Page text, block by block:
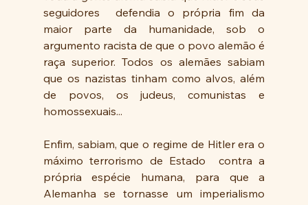
seguidores  defendia o própria fim da
maior parte da humanidade, sob o
argumento racista de que o povo alemão é
raça superior. Todos os alemães sabiam
que os nazistas tinham como alvos, além
de povos, os judeus, comunistas e
homossexuais...
Enfim, sabiam, que o regime de Hitler era o
máximo terrorismo de Estado  contra a
própria espécie humana, para que a
Alemanha se tornasse um imperialismo